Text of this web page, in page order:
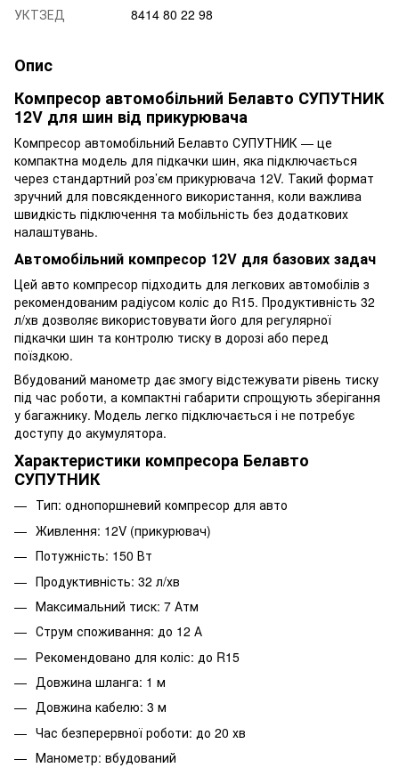
УКТЗЕД
8414 80 22 98
Опис
Компресор автомобільний Белавто СУПУТНИК
12V для шин від прикурювача
Компресор автомобільний Белавто СУПУТНИК — це
компактна модель для підкачки шин, яка підключається
через стандартний роз’єм прикурювача 12V. Такий формат
зручний для повсякденного використання, коли важлива
швидкість підключення та мобільність без додаткових
налаштувань.
Автомобільний компресор 12V для базових задач
Цей авто компресор підходить для легкових автомобілів з
рекомендованим радіусом коліс до R15. Продуктивність 32
л/хв дозволяє використовувати його для регулярної
підкачки шин та контролю тиску в дорозі або перед
поїздкою.
Вбудований манометр дає змогу відстежувати рівень тиску
під час роботи, а компактні габарити спрощують зберігання
у багажнику. Модель легко підключається і не потребує
доступу до акумулятора.
Характеристики компресора Белавто
СУПУТНИК
Тип: однопоршневий компресор для авто
Живлення: 12V (прикурювач)
Потужність: 150 Вт
Продуктивність: 32 л/хв
Максимальний тиск: 7 Атм
Струм споживання: до 12 А
Рекомендовано для коліс: до R15
Довжина шланга: 1 м
Довжина кабелю: 3 м
Час безперервної роботи: до 20 хв
Манометр: вбудований